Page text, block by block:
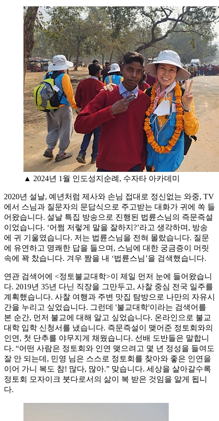
▲ 2024년 1월 인도성지순례, 수자타 아카데미
2020년 설날, 예년처럼 제사와 손님 접대로 정신없는 와중, TV
에서 스님과 질문자의 문답식으로 주고받는 대화가 귀에 쏙 들
어왔습니다. 설날 특집 방송으로 진행된 법륜스님의 즉문즉설
이었습니다. ‘어쩜 저렇게 말을 잘하지?’라고 생각하며, 방송
에 귀 기울였습니다. 저는 법륜스님을 전혀 몰랐습니다. 질문
에 유연하고 명쾌한 답을 들으며, 스님에 대한 궁금증이 머릿
속에 꽉 찼습니다. 겨우 짬을 내 ‘법륜스님’을 검색했습니다.
연관 검색어에 <정토불교대학>이 제일 먼저 눈에 들어왔습니
다. 2019년 35년 다닌 직장을 그만두고, 사찰 중심 전국 일주를
계획했습니다. 사찰 여행과 주변 맛집 탐방으로 나만의 자유시
간을 누리고 싶었습니다. 그런데 '불교대학'이라는 검색어를
본 순간, 먼저 불교에 대해 알고 싶었습니다. 온라인으로 불교
대학 입학 신청서를 냈습니다. 즉문즉설이 맺어준 정토회와의
인연, 첫 단추를 야무지게 채웠습니다. 선배 도반들은 말합니
다. “어떤 사람은 정토회와 인연 맺으려고 몇 년 정성을 들여도
잘 안 되는데, 민영 님은 스스로 정토회를 찾아와 좋은 인연을
이어 가니 복도 참! 많다, 많아.” 맞습니다. 세상을 살아갈수록
정토회 모자이크 붓다로서의 삶이 복 받은 것임을 알게 됩니
다.